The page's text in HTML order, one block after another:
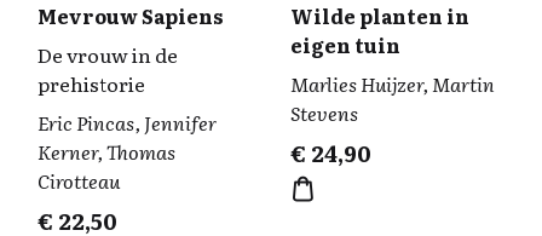
Mevrouw Sapiens
De vrouw in de
prehistorie
Eric Pincas, Jennifer
Kerner, Thomas
Cirotteau
€ 22,50
Wilde planten in
eigen tuin
Marlies Huijzer, Martin
Stevens
€ 24,90